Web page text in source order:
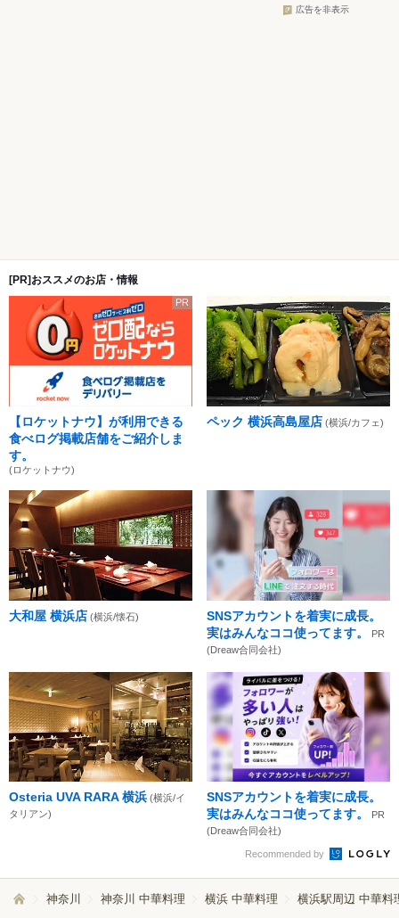
広告を非表示
[PR]おススメのお店・情報
PR
【ロケットナウ】が利用できる
食べログ掲載店舗をご紹介しま
す。
(ロケットナウ)
ペック 横浜高島屋店 (横浜/カフェ)
大和屋 横浜店 (横浜/懐石)
SNSアカウントを着実に成長。
実はみんなココ使ってます。
PR
(Dreaw合同会社)
Osteria UVA RARA 横浜 (横浜/イ
タリアン)
SNSアカウントを着実に成長。
実はみんなココ使ってます。
PR
(Dreaw合同会社)
Recommended by
神奈川 神奈川 中華料理 横浜 中華料理 横浜駅周辺 中華料